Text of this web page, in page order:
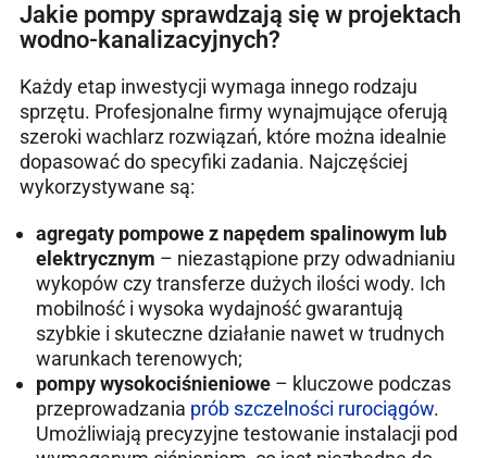
Jakie pompy sprawdzają się w projektach
wodno-kanalizacyjnych?
Każdy etap inwestycji wymaga innego rodzaju
sprzętu. Profesjonalne firmy wynajmujące oferują
szeroki wachlarz rozwiązań, które można idealnie
dopasować do specyfiki zadania. Najczęściej
wykorzystywane są:
agregaty pompowe z napędem spalinowym lub
elektrycznym – niezastąpione przy odwadnianiu
wykopów czy transferze dużych ilości wody. Ich
mobilność i wysoka wydajność gwarantują
szybkie i skuteczne działanie nawet w trudnych
warunkach terenowych;
pompy wysokociśnieniowe – kluczowe podczas
przeprowadzania prób szczelności rurociągów.
Umożliwiają precyzyjne testowanie instalacji pod